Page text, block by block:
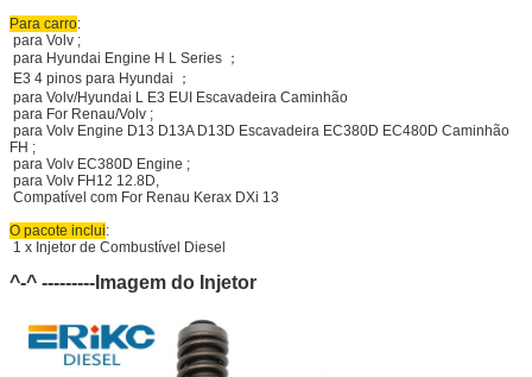
Para carro:
para Volv ;
para Hyundai Engine H L Series ；
E3 4 pinos para Hyundai ；
para Volv/Hyundai L E3 EUI Escavadeira Caminhão
para For Renau/Volv ;
para Volv Engine D13 D13A D13D Escavadeira EC380D EC480D Caminhão
FH ;
para Volv EC380D Engine ;
para Volv FH12 12.8D,
Compatível com For Renau Kerax DXi 13
O pacote inclui:
1 x Injetor de Combustível Diesel
^-^ ---------Imagem do Injetor